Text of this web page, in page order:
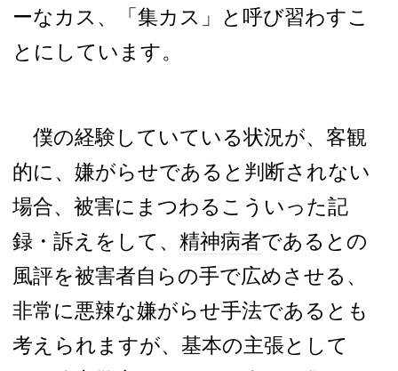
ーなカス、「集カス」と呼び習わすこ
とにしています。
僕の経験していている状況が、客観
的に、嫌がらせであると判断されない
場合、被害にまつわるこういった記
録・訴えをして、 精神病者であるとの
風評を被害者自らの手で広めさせる、
非常に悪辣な嫌がらせ手法であるとも
考えられますが、基本の主張として